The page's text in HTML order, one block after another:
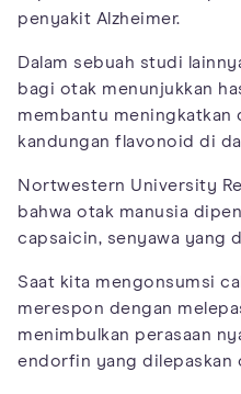
penyakit Alzheimer.
Dalam sebuah studi
bagi otak menunjukkan
membantu meningkatkan
kandungan flavonoid di
Nortwestern University
bahwa otak manusia
capsaicin, senyawa yang
Saat kita mengonsumsi
merespon dengan
menimbulkan perasaan
endorfin yang dilepaskan